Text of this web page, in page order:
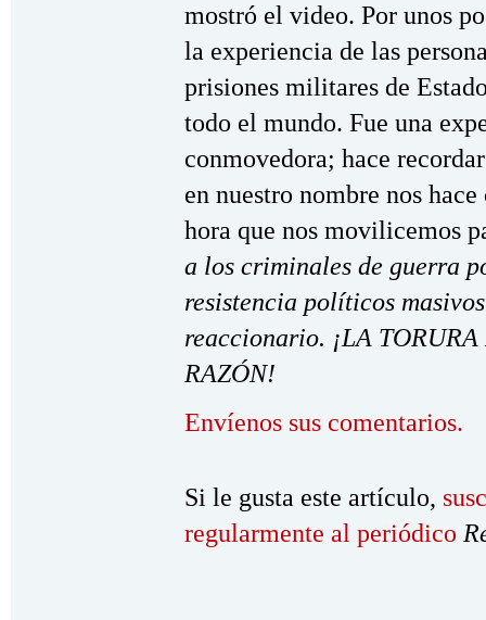
mostró el video. Por unos
la experiencia de las
prisiones militares de
todo el mundo. Fue una
conmovedora; hace
en nuestro nombre nos
hora que nos movilicemos
a los criminales de guerra
resistencia políticos
reaccionario. ¡LA
RAZÓN!
Envíenos sus comentarios.
Si le gusta este artículo,
regularmente al periódico